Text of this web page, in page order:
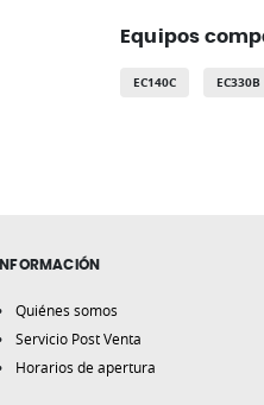
Equipos
EC140C EC330B
INFORMACIÓN
Quiénes somos
Servicio Post Venta
Horarios de apertura